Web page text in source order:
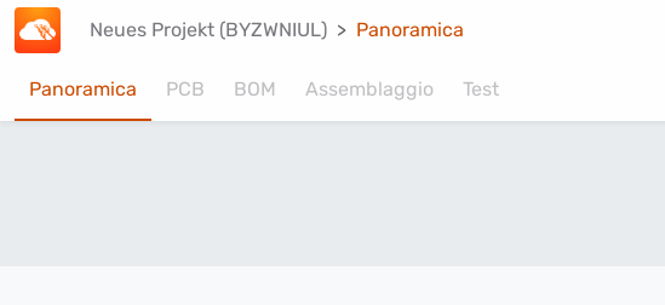
Neues Projekt (BYZWNIUL) Panoramica
Panoramica PCB BOM Assemblaggio Test